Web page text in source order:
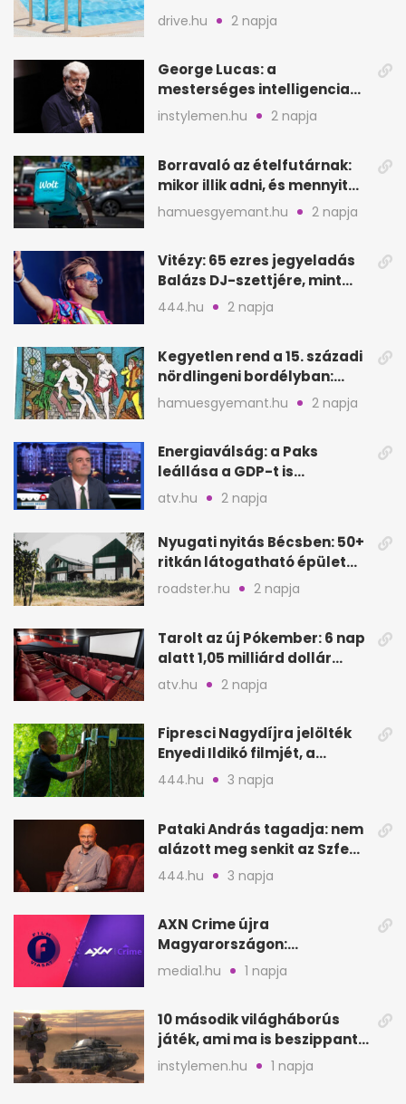
fogadják el
drive.hu 2 napja
George Lucas: a
mesterséges intelligencia
lehet Hollywood következő
lépése
instylemen.hu 2 napja
Borravaló az ételfutárnak:
mikor illik adni, és mennyit
rendeléskor?
hamuesgyemant.hu 2 napja
Vitézy: 65 ezres jegyeladás
Balázs DJ-szettjére, mint
metró nélküli Puskás-meccs
444.hu 2 napja
Kegyetlen rend a 15. századi
nördlingeni bordélyban:
verés, éheztetés
hamuesgyemant.hu 2 napja
Energiaválság: a Paks
leállása a GDP-t is
megütheti, int az
atv.hu 2 napja
Nyugati nyitás Bécsben: 50+
ritkán látogatható épület
nyílik meg
roadster.hu 2 napja
Tarolt az új Pókember: 6 nap
alatt 1,05 milliárd dollár
bevétel
atv.hu 2 napja
Fipresci Nagydíjra jelölték
Enyedi Ildikó filmjét, a
Csendes barátot
444.hu 3 napja
Pataki András tagadja: nem
alázott meg senkit az Szfe
felvételijén
444.hu 3 napja
AXN Crime újra
Magyarországon:
szeptembertől a Viasat Film
media1.hu 1 napja
10 második világháborús
játék, ami ma is beszippant
a képernyő elé
instylemen.hu 1 napja